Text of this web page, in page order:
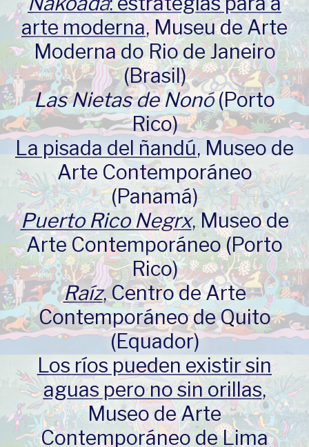
arte moderna, Museu de Arte
Moderna do Rio de Janeiro
(Brasil)
Las Nietas de Nonó(Porto
Rico)
La pisada del ñandú, Museo de
Arte Contemporáneo
(Panamá)
Puerto Rico Negrx, Museo de
Arte Contemporáneo (Porto
Rico)
Raíz, Centro de Arte
Contemporáneo de Quito
(Equador)
Los ríos pueden existir sin
aguas pero no sin orillas,
Museo de Arte
Contemporáneo de Lima